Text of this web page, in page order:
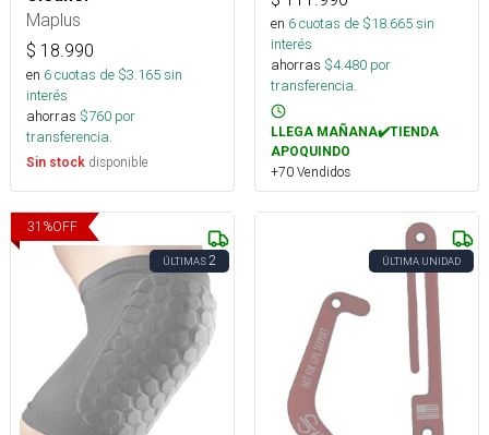
Maplus
$ 18.990
en 6cuotas de $3.165sin
interés
ahorras $760 por
transferencia.
Sin stock disponible
en 6cuotas de $18.665sin
interés
ahorras $4.480 por
transferencia.
LLEGA MAÑANA✔️TIENDA
APOQUINDO
+70 Vendidos
31 %OFF
ÚLTIMAS2 ÚLTIMA UNIDAD